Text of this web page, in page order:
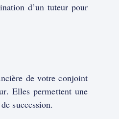
d’un tuteur pour
de votre conjoint
Elles permettent une
succession.